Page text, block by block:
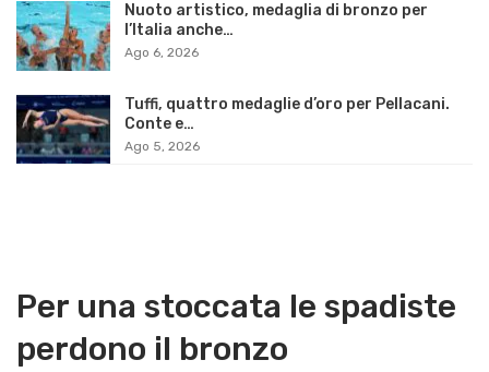
Nuoto artistico, medaglia di bronzo per
l’Italia anche…
Ago 6, 2026
Tuffi, quattro medaglie d’oro per Pellacani.
Conte e…
Ago 5, 2026
Per una stoccata le spadiste
perdono il bronzo